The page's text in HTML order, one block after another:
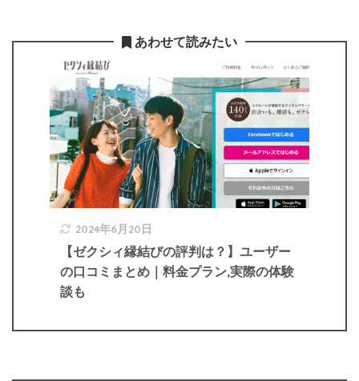
あわせて読みたい
2024年6月20日
【ゼクシィ縁結びの評判は？】ユーザー
の口コミまとめ｜料金プラン,実際の体験
談も